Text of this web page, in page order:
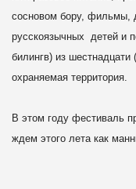
сосновом бору, фильмы,
русскоязычных детей и
билингв) из шестнадцати
охраняемая территория.
В этом году фестиваль
ждем этого лета как